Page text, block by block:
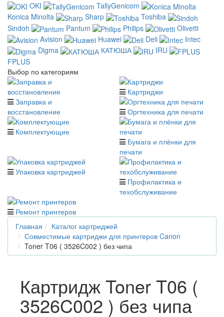
OKI
TallyGenicom
Konica Minolta
Sharp
Toshiba
Sindoh
Pantum Philips
Olivetti
Avision
Huawei Deli
Intec
Digma
КАТЮША
IRU
FPLUS
Выбор по категориям
Заправка и
восстановление
Картриджи
Оргтехника для печати
Комплектующие
Бумага и плёнки для
печати
Упаковка картриджей
Профилактика и
техобслуживание
Ремонт принтеров
Главная
Каталог картриджей
Совместимые картриджи для принтеров Canon
Toner T06 ( 3526C002 ) без чипа
Картридж Toner T06 (
3526C002 ) без чипа